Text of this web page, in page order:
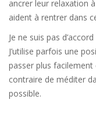
ancrer leur relaxation
aident à rentrer dans
Je ne suis pas
J’utilise parfois une
passer plus facilement
contraire de méditer
possible.